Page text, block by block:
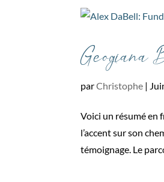
parChristophe |
Voici un résumé en
l’accent sur son
témoignage. Le